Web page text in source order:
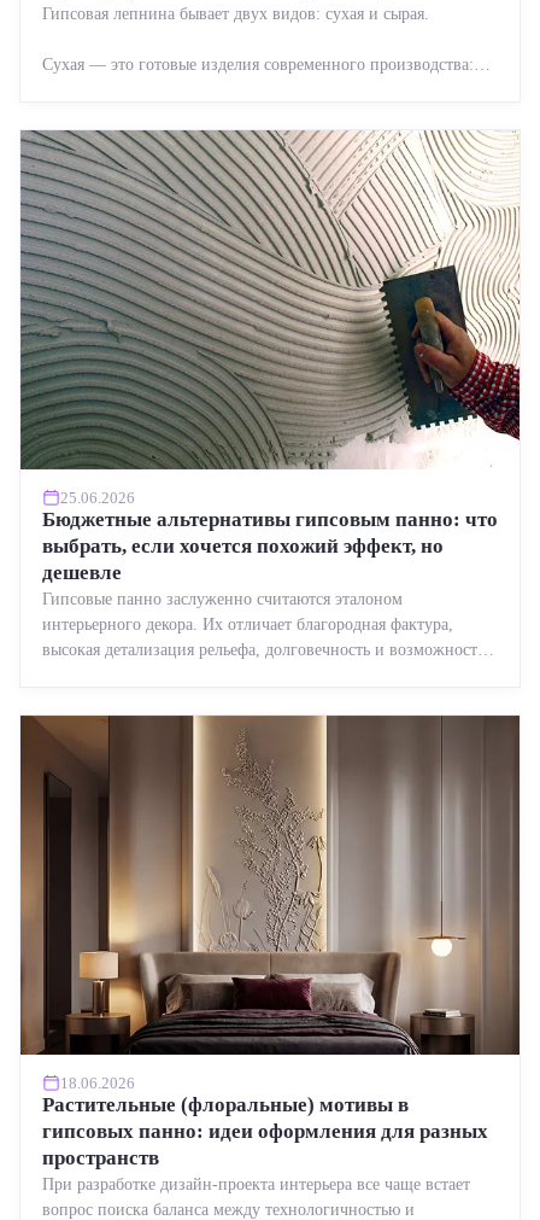
Гипсовая лепнина бывает двух видов: сухая и сырая.
Сухая — это готовые изделия современного производства:
25.06.2026
Бюджетные альтернативы гипсовым панно: что
выбрать, если хочется похожий эффект, но
дешевле
Гипсовые панно заслуженно считаются эталоном
интерьерного декора. Их отличает благородная фактура,
высокая детализация рельефа, долговечность и возможность
18.06.2026
Растительные (флоральные) мотивы в
гипсовых панно: идеи оформления для разных
пространств
При разработке дизайн-проекта интерьера все чаще встает
вопрос поиска баланса между технологичностью и